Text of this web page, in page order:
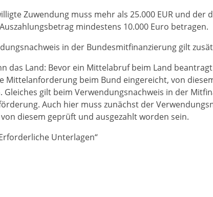
Zuwendung muss mehr als 25.000 EUR und der
mindestens 10.000 Euro betragen.
in der Bundesmitfinanzierung gilt
das Land: Bevor ein Mittelabruf beim Land
Mittelanforderung beim Bund eingereicht, von
Gleiches gilt beim Verwendungsnachweis in der
Auch hier muss zunächst der
diesem geprüft und ausgezahlt worden sein.
Unterlagen“